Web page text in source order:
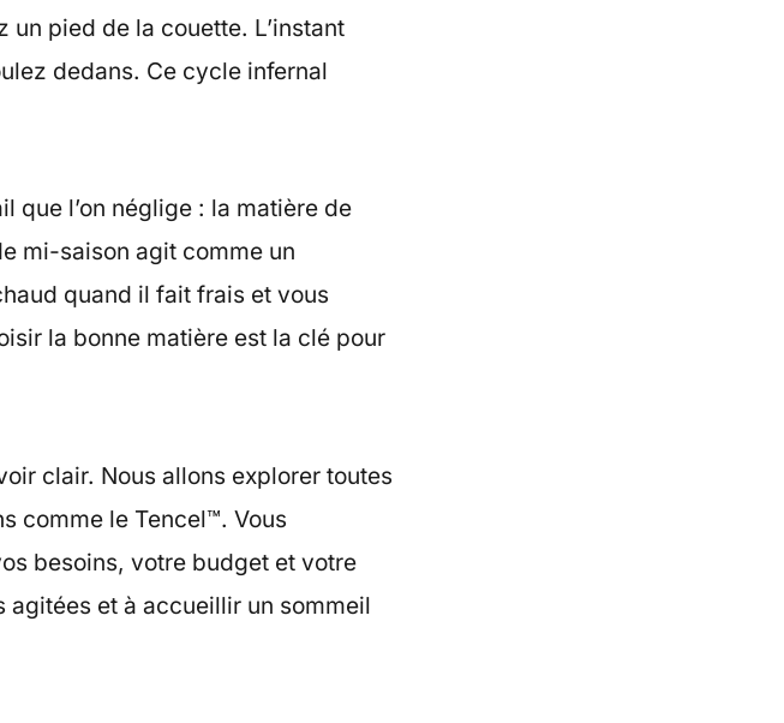
pied de la couette. L’instant
dedans. Ce cycle infernal
que l’on néglige : la matière de
mi-saison agit comme un
quand il fait frais et vous
la bonne matière est la clé pour
clair. Nous allons explorer toutes
comme le Tencel™. Vous
besoins, votre budget et votre
et à accueillir un sommeil